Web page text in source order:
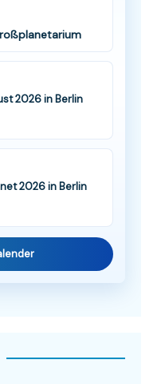
2026 in Berlin
2026 in Berlin